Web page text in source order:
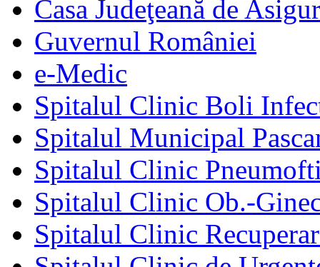
Casa Judeţeană de
Guvernul României
e-Medic
Spitalul Clinic Boli
Spitalul Municipal
Spitalul Clinic
Spitalul Clinic Ob.-
Spitalul Clinic